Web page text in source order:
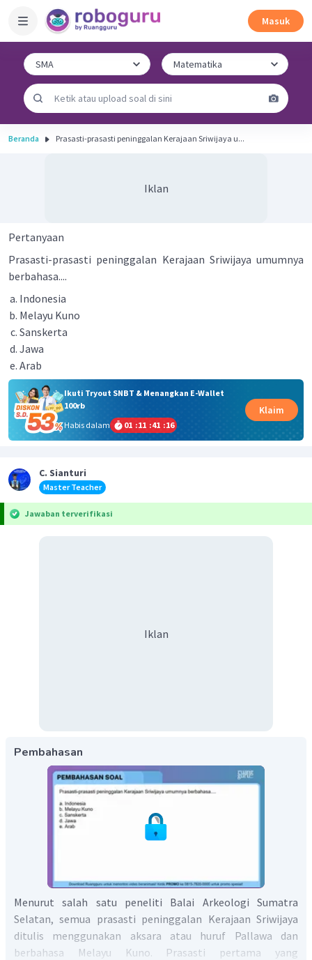
Masuk
Beranda Prasasti-prasasti peninggalan Kerajaan Sriwijaya u...
Iklan
Pertanyaan
Prasasti-prasasti peninggalan Kerajaan Sriwijaya umumnya
berbahasa....
Indonesia
Melayu Kuno
Sanskerta
Jawa
Arab
Ikuti Tryout SNBT & Menangkan E-Wallet
100rb
Habis dalam
01 :11 :41 :16
Klaim
C. Sianturi
Master Teacher
Jawaban terverifikasi
Iklan
Pembahasan
Menurut salah satu peneliti Balai Arkeologi Sumatra
Selatan, semua prasasti peninggalan Kerajaan Sriwijaya
ditulis menggunakan aksara atau huruf Pallawa dan
berbahasa Melayu Kuno. Prasasti pertama yang